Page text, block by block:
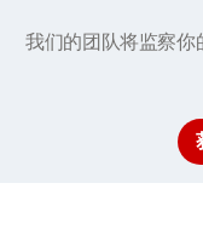
我们的团队将监察